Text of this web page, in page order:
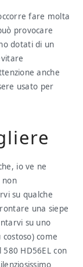
fare molta
provocare
dotati di un
anche
usato per
io ve ne
non
su qualche
una siepe
su uno
come
HD56EL con